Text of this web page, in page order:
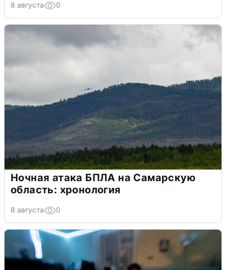
8 августа 0
Ночная атака БПЛА на Самарскую
область: хронология
8 августа 0